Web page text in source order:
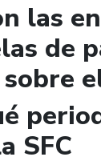
las
de
sobre
SFC